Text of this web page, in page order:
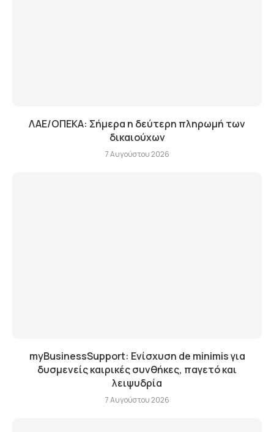
ΛΑΕ/ΟΠΕΚΑ: Σήμερα η δεύτερη πληρωμή των
δικαιούχων
7 Αυγούστου 2026
myBusinessSupport: Ενίσχυση de minimis για
δυσμενείς καιρικές συνθήκες, παγετό και
λειψυδρία
7 Αυγούστου 2026